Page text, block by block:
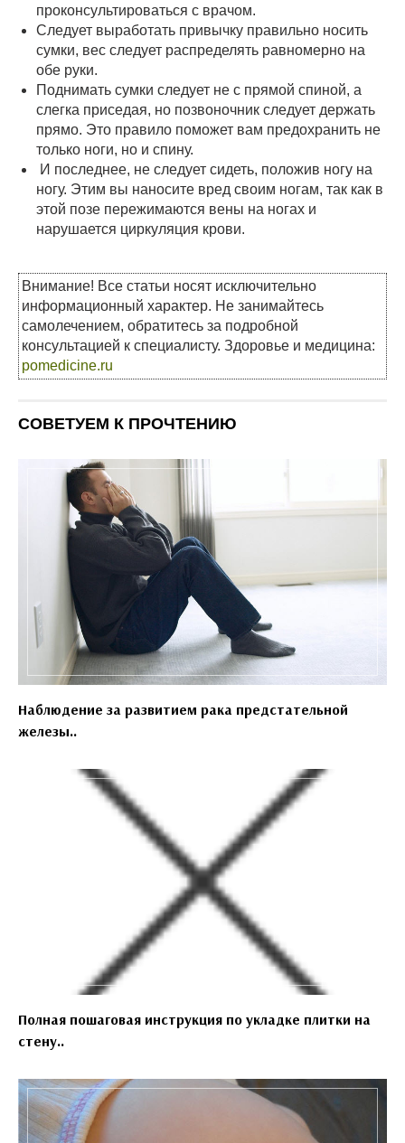
проконсультироваться с врачом.
Следует выработать привычку пра­вильно носить
сумки, вес следует рас­пределять равномерно на
обе руки.
Поднимать сумки следует не с прямой спиной, а
слегка приседая, но позво­ночник следует держать
прямо. Это правило поможет вам предохранить не
только ноги, но и спину.
И последнее, не следует сидеть, по­ложив ногу на
ногу. Этим вы наноси­те вред своим ногам, так как в
этой позе пережимаются вены на ногах и
нарушается циркуляция крови.
Внимание! Все статьи носят исключительно
информационный характер. Не занимайтесь
самолечением, обратитесь за подробной
консультацией к специалисту. Здоровье и медицина:
pomedicine.ru
СОВЕТУЕМ К ПРОЧТЕНИЮ
Наблюдение за развитием рака предстательной
железы..
Полная пошаговая инструкция по укладке плитки на
стену..